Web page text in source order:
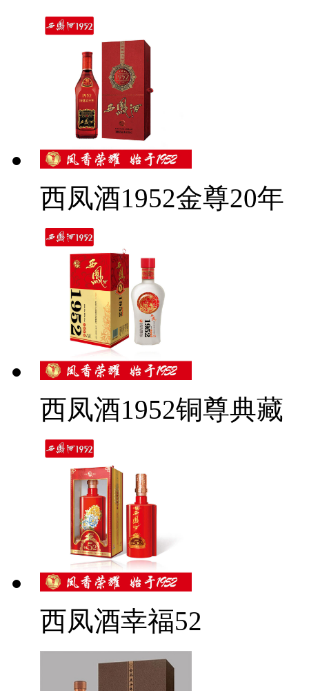
西凤酒1952金尊20年
西凤酒1952铜尊典藏
西凤酒幸福52